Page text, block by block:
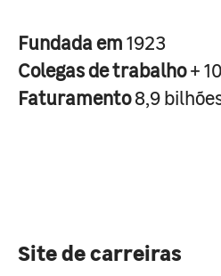
Fundada em1923
Colegas de trabalho+
Faturamento8,9
Site de carreiras